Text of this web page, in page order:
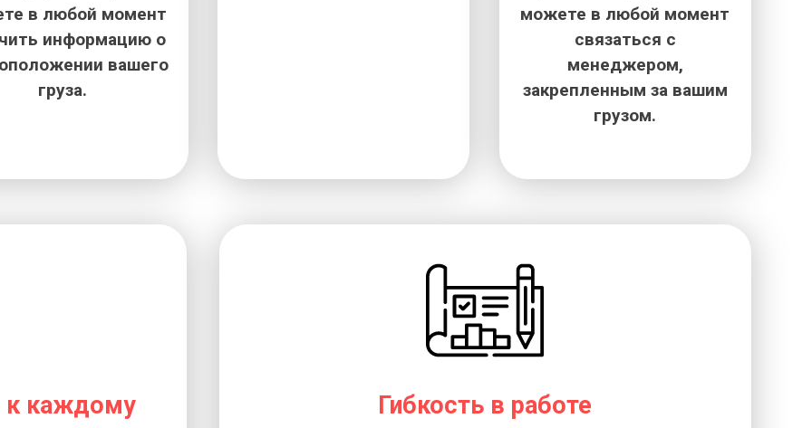
в любой момент
информацию о
вашего
груза.
можете в любой момент
связаться с
менеджером,
закрепленным за вашим
грузом.
к каждому Гибкость в работе